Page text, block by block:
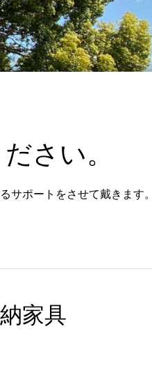
さい。
ポートをさせて戴きます。
家具